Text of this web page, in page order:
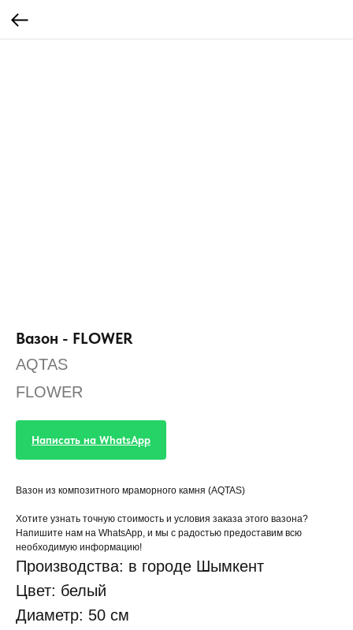
Вазон - FLOWER
AQTAS
FLOWER
Написать на WhatsApp
Вазон из композитного мраморного камня (AQTAS)
Хотите узнать точную стоимость и условия заказа этого вазона?
Напишите нам на WhatsApp, и мы с радостью предоставим всю
необходимую информацию!
Производства: в городе Шымкент
Цвет: белый
Диаметр: 50 см